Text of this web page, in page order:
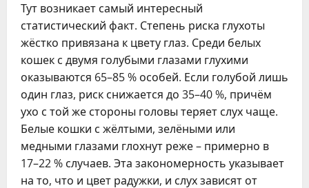
Тут возникает самый интересный
статистический факт. Степень риска глухоты
жёстко привязана к цвету глаз. Среди белых
кошек с двумя голубыми глазами глухими
оказываются 65–85 % особей. Если голубой лишь
один глаз, риск снижается до 35–40 %, причём
ухо с той же стороны головы теряет слух чаще.
Белые кошки с жёлтыми, зелёными или
медными глазами глохнут реже – примерно в
17–22 % случаев. Эта закономерность указывает
на то, что и цвет радужки, и слух зависят от